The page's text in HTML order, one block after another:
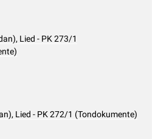
Lied - PK 273/1
Lied - PK 272/1 (Tondokumente)